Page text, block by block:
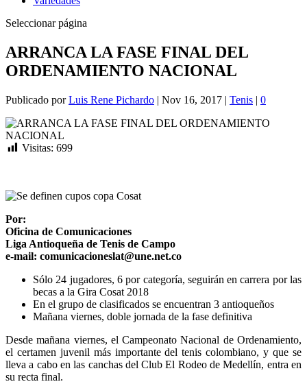
Seleccionar página
ARRANCA LA FASE FINAL DEL
ORDENAMIENTO NACIONAL
Publicado porLuis Rene Pichardo | Nov 16, 2017 | Tenis | 0
Visitas: 699
Por:
Oficina de Comunicaciones
Liga Antioqueña de Tenis de Campo
e-mail: comunicacioneslat@une.net.co
Sólo 24 jugadores, 6 por categoría, seguirán en carrera por las
becas a la Gira Cosat 2018
En el grupo de clasificados se encuentran 3 antioqueños
Mañana viernes, doble jornada de la fase definitiva
Desde mañana viernes, el Campeonato Nacional de Ordenamiento,
el certamen juvenil más importante del tenis colombiano, y que se
lleva a cabo en las canchas del Club El Rodeo de Medellín, entra en
su recta final.